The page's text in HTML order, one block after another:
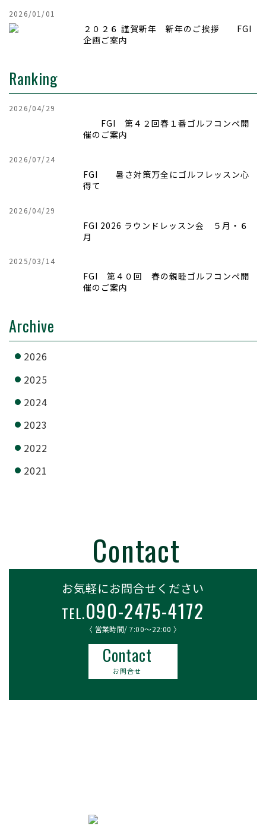
2026/01/01
２０２６ 謹賀新年 新年のご挨拶 FGI
企画ご案内
Ranking
2026/04/29
FGI 第４２回春１番ゴルフコンペ開
催のご案内
2026/07/24
FGI 暑さ対策万全にゴルフレッスン心
得て
2026/04/29
FGI 2026 ラウンドレッスン会 ５月・６
月
2025/03/14
FGI 第４０回 春の親睦ゴルフコンペ開
催のご案内
Archive
2026
2025
2024
2023
2022
2021
お気軽にお問合せください
TEL.090-2475-4172
〈 営業時間/ 7:00〜22:00 〉
Contact
お問合せ